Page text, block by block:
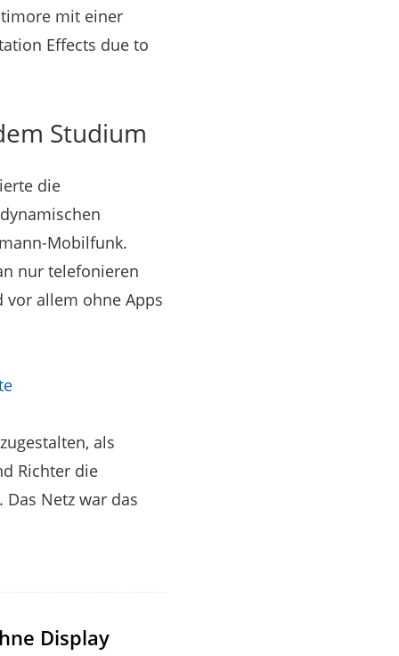
mit einer
Effects due to
Studium
die
Mobilfunk.
nur telefonieren
vor allem ohne Apps
als
Richter die
Netz war das
Display